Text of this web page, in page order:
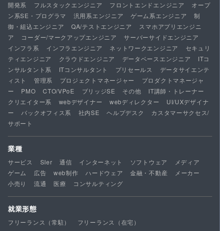
開発系 フルスタックエンジニア フロントエンドエンジニア
オープ
ン系SE・プログラマ
汎用系エンジニア ゲーム系エンジニア
制
御・組込エンジニア
QA/テストエンジニア
スマホアプリエンジニ
ア
コーダー/マークアップエンジニア
サーバーサイドエンジニア
インフラ系
インフラエンジニア ネットワークエンジニア
セキュリ
ティエンジニア
クラウドエンジニア データベースエンジニア
ITコ
ンサルタント系
ITコンサルタント プリセールス
データサイエンテ
ィスト
管理系 プロジェクトマネージャー
プロダクトマネージャ
ー
PMO CTO/VPoE ブリッジSE その他
IT講師・トレーナー
クリエイター系
webデザイナー webディレクター
UI/UXデザイナ
ー
バックオフィス系 社内SE ヘルプデスク
カスタマーサクセス/
サポート
業種
サービス SIer 通信 インターネット ソフトウェア
メディア
ゲーム
広告 web制作 ハードウェア 金融・不動産
メーカー
小売り
流通 医療 コンサルティング
就業形態
フリーランス（常駐） フリーランス（在宅）